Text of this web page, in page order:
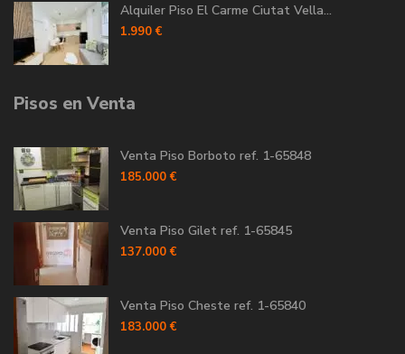
Alquiler Piso El Carme Ciutat Vella...
1.990 €
Pisos en Venta
Venta Piso Borboto ref. 1-65848
185.000 €
Venta Piso Gilet ref. 1-65845
137.000 €
Venta Piso Cheste ref. 1-65840
183.000 €